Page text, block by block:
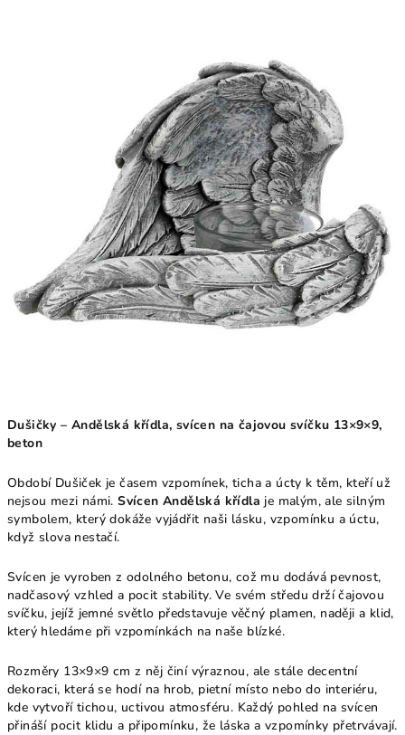
Dušičky – Andělská křídla, svícen na čajovou svíčku 13×9×9,
beton
Období Dušiček je časem vzpomínek, ticha a úcty k těm, kteří už
nejsou mezi námi.Svícen Andělská křídla je malým, ale silným
symbolem, který dokáže vyjádřit naši lásku, vzpomínku a úctu,
když slova nestačí.
Svícen je vyroben z odolného betonu, což mu dodává pevnost,
nadčasový vzhled a pocit stability. Ve svém středu drží čajovou
svíčku, jejíž jemné světlo představuje věčný plamen, naději a klid,
který hledáme při vzpomínkách na naše blízké.
Rozměry 13×9×9 cm z něj činí výraznou, ale stále decentní
dekoraci, která se hodí na hrob, pietní místo nebo do interiéru,
kde vytvoří tichou, uctivou atmosféru. Každý pohled na svícen
přináší pocit klidu a připomínku, že láska a vzpomínky přetrvávají.